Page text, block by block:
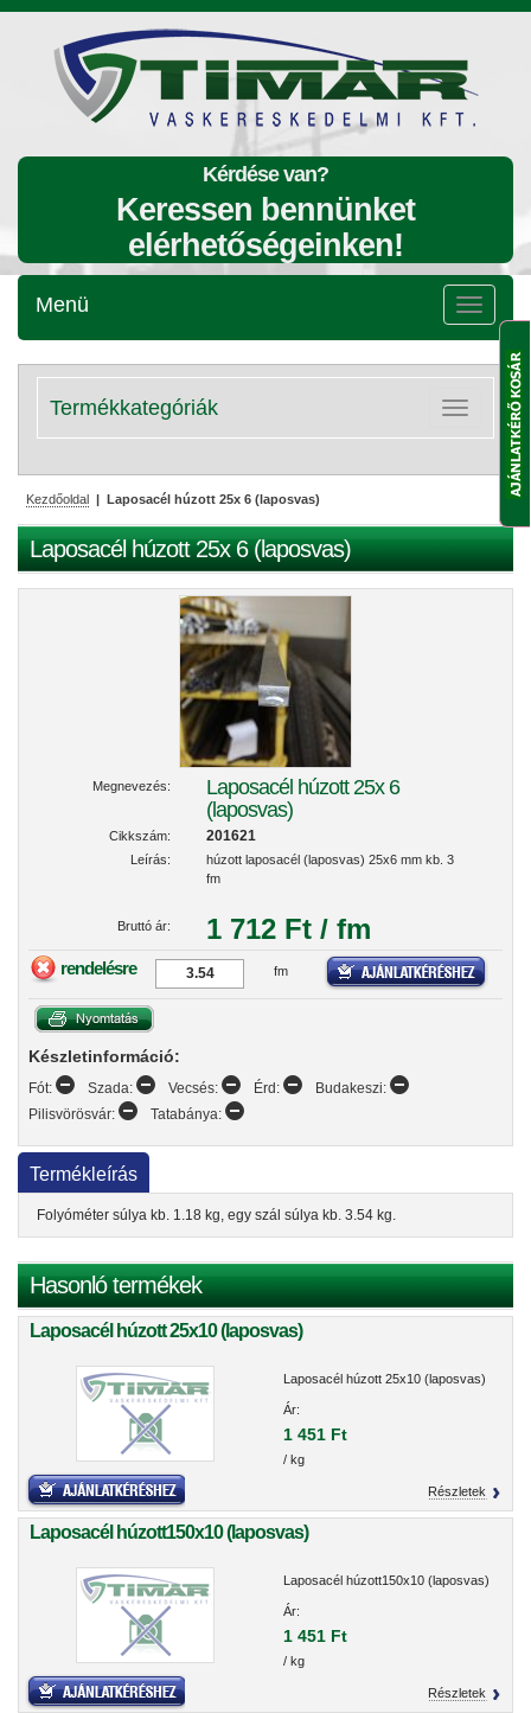
Kérdése van?
Keressen bennünket
elérhetőségeinken!
Menü
Menü
Kategóriák
lenyitása
Termékkategóriák
Kezdőoldal | Laposacél húzott 25x 6 (laposvas)
Laposacél húzott 25x 6 (laposvas)
Megnevezés:
Laposacél húzott 25x 6
(laposvas)
Cikkszám: 201621
Leírás:
húzott laposacél (laposvas) 25x6 mm kb. 3
fm
Bruttó ár: 1 712 Ft / fm
rendelésre fm
Készletinformáció:
Fót: Szada: Vecsés: Érd:
Budakeszi:
Pilisvörösvár:
Tatabánya:
Termékleírás
Folyóméter súlya kb. 1.18 kg, egy szál súlya kb. 3.54 kg.
Hasonló termékek
Laposacél húzott 25x10 (laposvas)
Laposacél húzott 25x10 (laposvas)
Ár:
1 451 Ft
/ kg
Részletek
Laposacél húzott150x10 (laposvas)
Laposacél húzott150x10 (laposvas)
Ár:
1 451 Ft
/ kg
Részletek